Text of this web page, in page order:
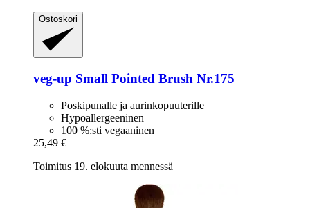
Ostoskori
veg-up Small Pointed Brush Nr.175
Poskipunalle ja aurinkopuuterille
Hypoallergeeninen
100 %:sti vegaaninen
25,49 €
Toimitus 19. elokuuta mennessä